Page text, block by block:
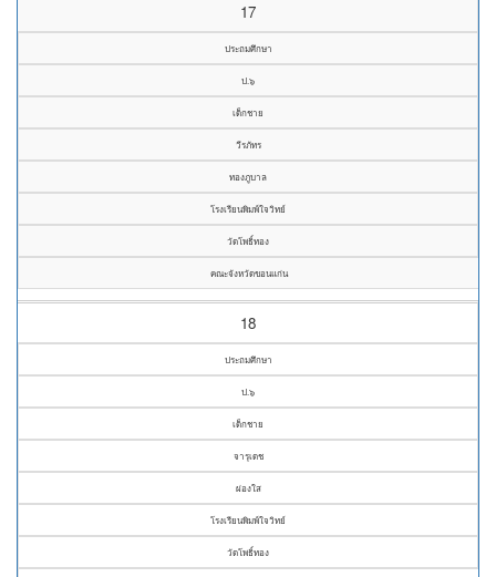
17
ประถมศึกษา
ป.๖
เด็กชาย
วีรภัทร
ทองภูบาล
โรงเรียนพิมพ์ใจวิทย์
วัดโพธิ์ทอง
คณะจังหวัดขอนแก่น
18
ประถมศึกษา
ป.๖
เด็กชาย
จารุเดช
ผ่องใส
โรงเรียนพิมพ์ใจวิทย์
วัดโพธิ์ทอง